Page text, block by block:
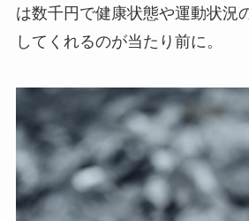
は数千円で健康状態や運動状況
してくれるのが当たり前に。